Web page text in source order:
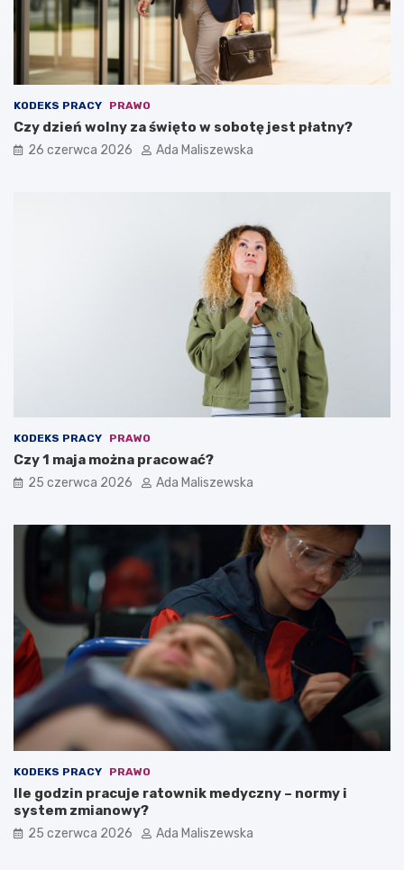
KODEKS PRACY PRAWO
Czy dzień wolny za święto w sobotę jest płatny?
26 czerwca 2026 Ada Maliszewska
KODEKS PRACY PRAWO
Czy 1 maja można pracować?
25 czerwca 2026 Ada Maliszewska
KODEKS PRACY PRAWO
Ile godzin pracuje ratownik medyczny – normy i
system zmianowy?
25 czerwca 2026 Ada Maliszewska